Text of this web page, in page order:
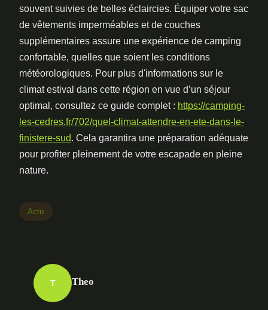
souvent suivies de belles éclaircies. Équiper votre sac
de vêtements imperméables et de couches
supplémentaires assure une expérience de camping
confortable, quelles que soient les conditions
météorologiques. Pour plus d'informations sur le
climat estival dans cette région en vue d’un séjour
optimal, consultez ce guide complet : https://camping-
les-cedres.fr/702/quel-climat-attendre-en-ete-dans-le-
finistere-sud. Cela garantira une préparation adéquate
pour profiter pleinement de votre escapade en pleine
nature.
Actu
T Theo